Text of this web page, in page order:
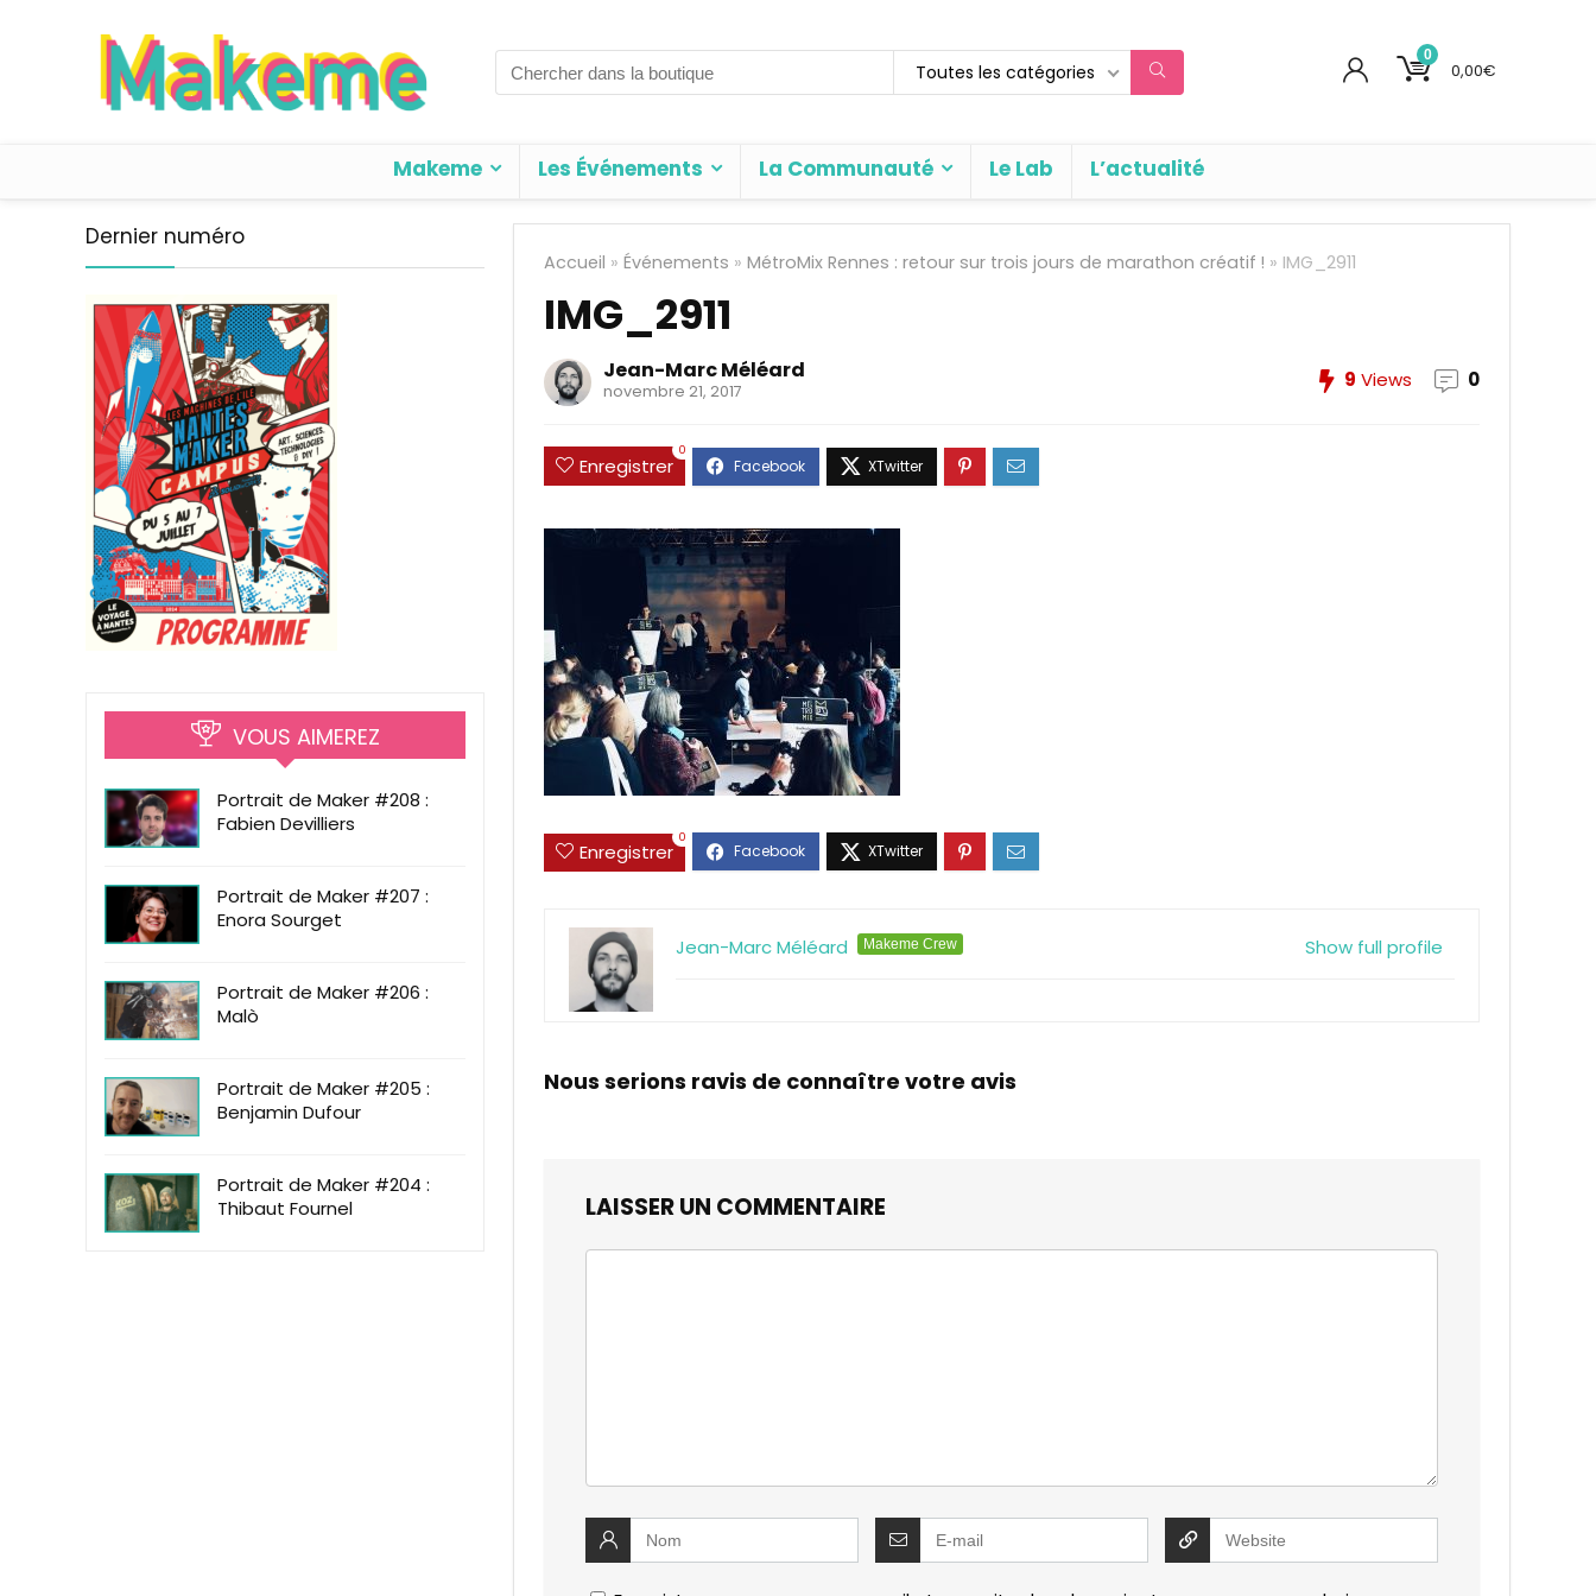
Search
for:
Toutes les catégories
0
0,00€
Makeme Les Événements La Communauté Le Lab L’actualité
Accueil » Événements » MétroMix Rennes : retour sur trois jours de marathon créatif ! » IMG_2911
IMG_2911
Jean-Marc Méléard
novembre 21, 2017 9 Views 0
Enregistrer
0
Enregistrer
0
Show full profile
Jean-Marc Méléard Makeme Crew
Nous serions ravis de connaître votre avis
LAISSER UN COMMENTAIRE
Dernier numéro
VOUS AIMEREZ
Portrait de Maker #208 :
Fabien Devilliers
Portrait de Maker #207 :
Enora Sourget
Portrait de Maker #206 :
Malò
Portrait de Maker #205 :
Benjamin Dufour
Portrait de Maker #204 :
Thibaut Fournel